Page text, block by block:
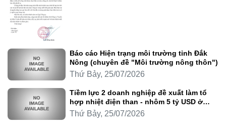
Báo cáo Hiện trạng môi trường tỉnh Đắk
Nông (chuyên đề "Môi trường nông thôn")
Thứ Bảy, 25/07/2026
Tiềm lực 2 doanh nghiệp đề xuất làm tổ
hợp nhiệt điện than - nhôm 5 tỷ USD ở
Lâm Đồng
Thứ Bảy, 25/07/2026